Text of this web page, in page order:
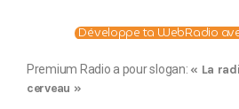
Développe ta WebRadio
Premium Radio a pour slogan: « La
cerveau »